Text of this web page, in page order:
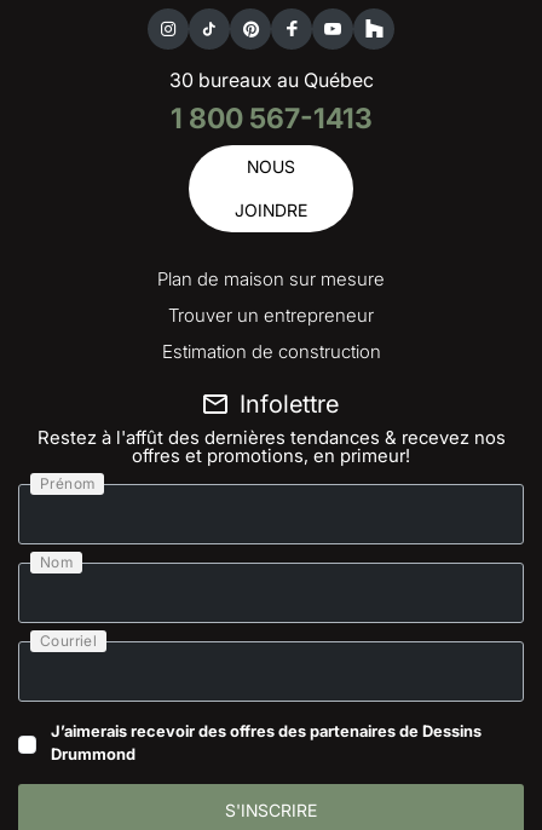
30 bureaux au Québec
1 800 567-1413
NOUS
JOINDRE
Plan de maison sur mesure
Trouver un entrepreneur
Estimation de construction
Infolettre
Restez à l'affût des dernières tendances & recevez nos
offres et promotions, en primeur!
Prénom
Nom
Courriel
J’aimerais recevoir des offres des partenaires de Dessins
Drummond
S'INSCRIRE